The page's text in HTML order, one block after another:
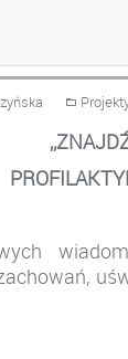
,,
PROFILAKTY